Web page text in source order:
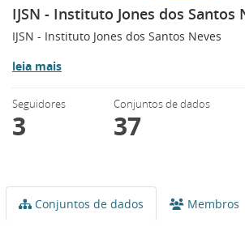
IJSN - Instituto Jones dos Santos
IJSN - Instituto Jones dos Santos Neves
leia mais
Seguidores
3
Conjuntos de dados
37
Conjuntos de dados Membros